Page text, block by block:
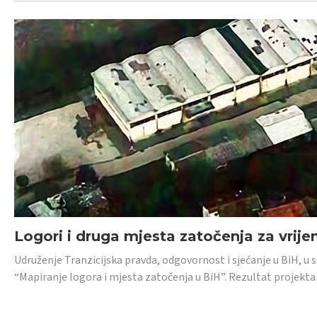
Logori i druga mjesta zatočenja za
Udruženje Tranzicijska pravda, odgovornost i sjećanje u BiH,
“Mapiranje logora i mjesta zatočenja u BiH”. Rezultat